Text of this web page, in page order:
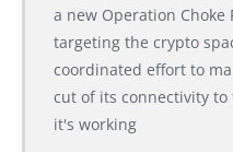
a new Operation
targeting the crypto
coordinated effort to
cut of its connectivity
it's working